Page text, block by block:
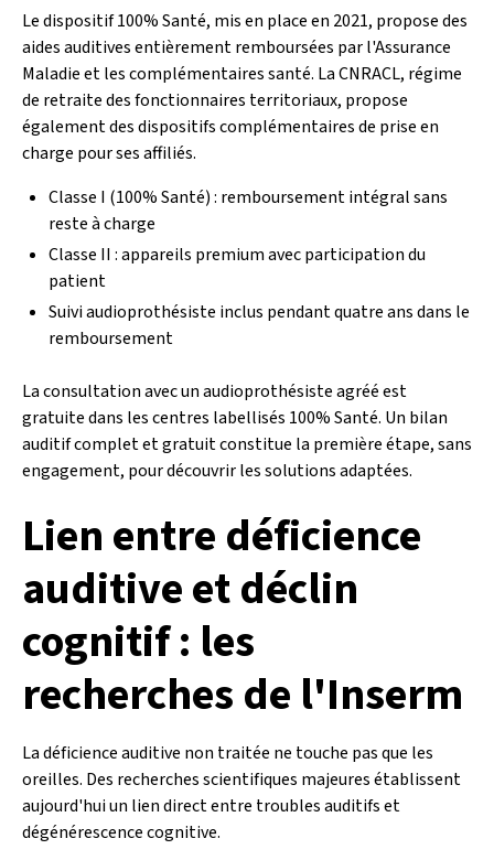
Le dispositif 100% Santé, mis en place en 2021, propose des
aides auditives entièrement remboursées par l'Assurance
Maladie et les complémentaires santé. La CNRACL, régime
de retraite des fonctionnaires territoriaux, propose
également des dispositifs complémentaires de prise en
charge pour ses affiliés.
Classe I (100% Santé) : remboursement intégral sans
reste à charge
Classe II : appareils premium avec participation du
patient
Suivi audioprothésiste inclus pendant quatre ans dans le
remboursement
La consultation avec un audioprothésiste agréé est
gratuite dans les centres labellisés 100% Santé. Un bilan
auditif complet et gratuit constitue la première étape, sans
engagement, pour découvrir les solutions adaptées.
Lien entre déficience
auditive et déclin
cognitif : les
recherches de l'Inserm
La déficience auditive non traitée ne touche pas que les
oreilles. Des recherches scientifiques majeures établissent
aujourd'hui un lien direct entre troubles auditifs et
dégénérescence cognitive.